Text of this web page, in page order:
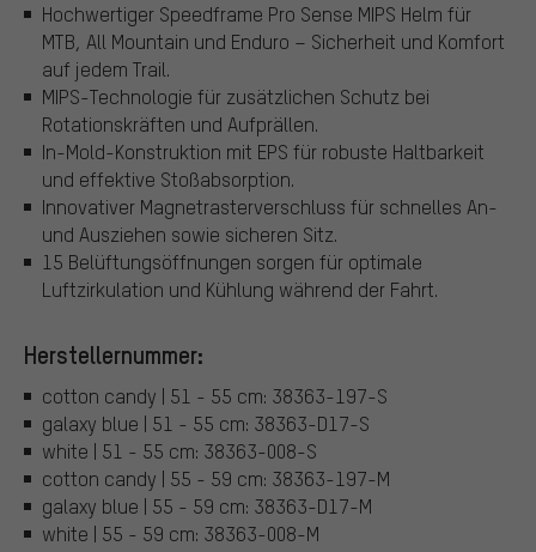
Hochwertiger Speedframe Pro Sense MIPS Helm für
MTB, All Mountain und Enduro – Sicherheit und Komfort
auf jedem Trail.
MIPS-Technologie für zusätzlichen Schutz bei
Rotationskräften und Aufprällen.
In-Mold-Konstruktion mit EPS für robuste Haltbarkeit
und effektive Stoßabsorption.
Innovativer Magnetrasterverschluss für schnelles An-
und Ausziehen sowie sicheren Sitz.
15 Belüftungsöffnungen sorgen für optimale
Luftzirkulation und Kühlung während der Fahrt.
Herstellernummer:
cotton candy | 51 - 55 cm: 38363-197-S
galaxy blue | 51 - 55 cm: 38363-D17-S
white | 51 - 55 cm: 38363-008-S
cotton candy | 55 - 59 cm: 38363-197-M
galaxy blue | 55 - 59 cm: 38363-D17-M
white | 55 - 59 cm: 38363-008-M